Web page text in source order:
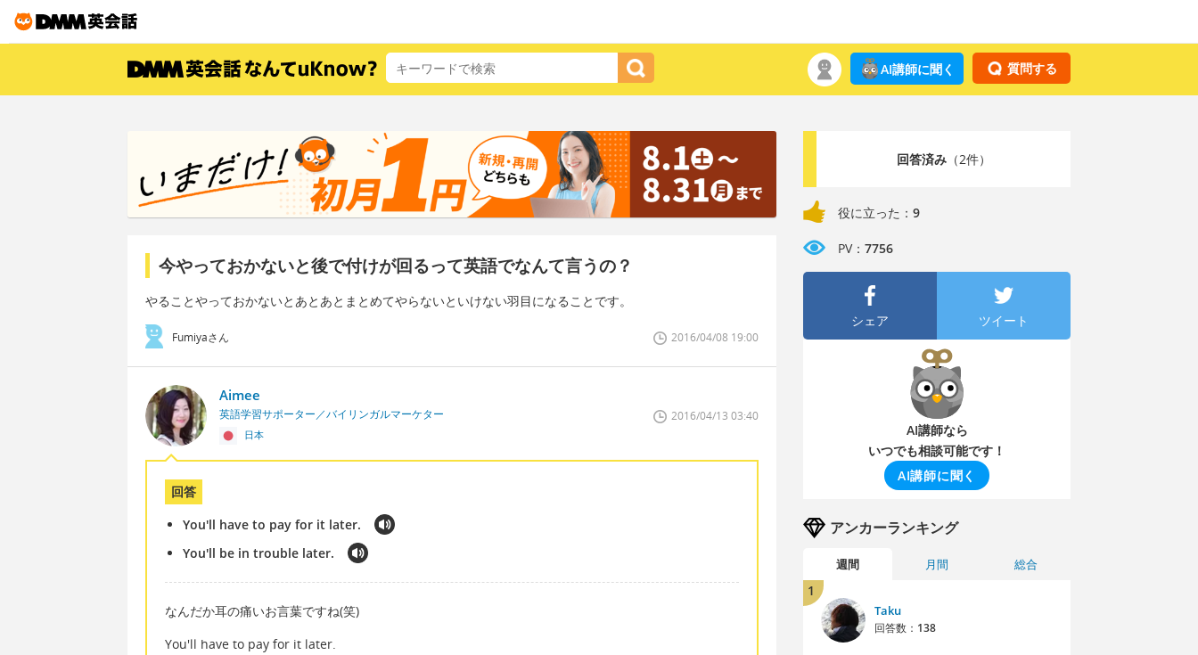
質問する
AI講師に聞く
今やっておかないと後で付けが回るって英語でなんて言うの？
やることやっておかないとあとあとまとめてやらないといけない羽目になることです。
Fumiyaさん 2016/04/08 19:00
Aimee
英語学習サポーター／バイリンガルマーケター
日本
2016/04/13 03:40
回答
You'll have to pay for it later.
You'll be in trouble later.
なんだか耳の痛いお言葉ですね(笑)
You'll have to pay for it later.
回答済み（2件）
役に立った： 9
PV： 7756
シェア ツイート
AI講師なら
いつでも相談可能です！
AI講師に聞く
アンカーランキング
週間 月間 総合
1
Taku
回答数： 138